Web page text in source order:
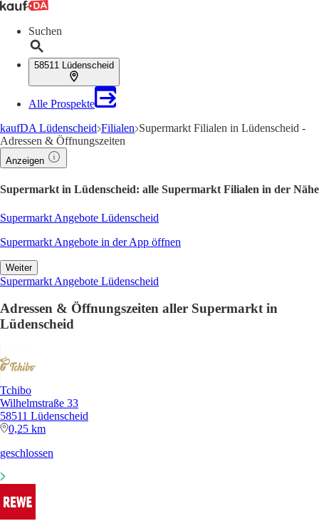
Suchen
58511 Lüdenscheid
Alle Prospekte
kaufDA Lüdenscheid Filialen Supermarkt Filialen in Lüdenscheid -
Adressen & Öffnungszeiten
Anzeigen
Supermarkt in Lüdenscheid: alle Supermarkt Filialen in der Nähe
Supermarkt Angebote Lüdenscheid
Supermarkt Angebote in der App öffnen
Weiter
Supermarkt Angebote Lüdenscheid
Adressen & Öffnungszeiten aller Supermarkt in
Lüdenscheid
Tchibo
Wilhelmstraße 33
58511 Lüdenscheid
0,25 km
geschlossen